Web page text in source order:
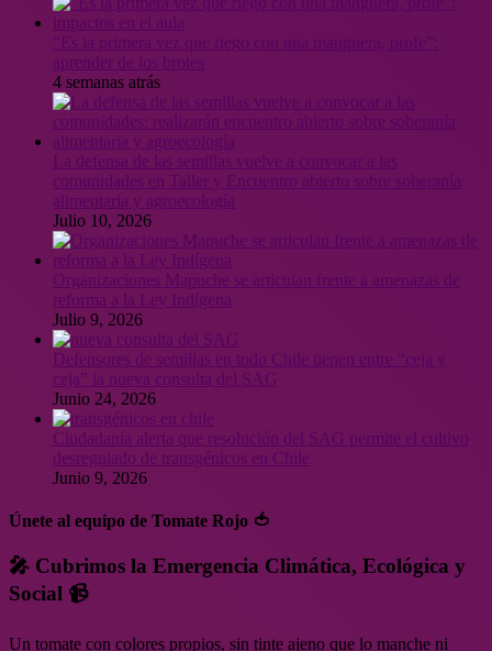
4 semanas atrás
Julio 10, 2026
Organizaciones Mapuche se articulan frente a amenazas de
Julio 9, 2026
ceja” la nueva consulta del SAG
Junio 24, 2026
Ciudadanía alerta que resolución del SAG permite el cultivo
desregulado de transgénicos en Chile
Junio 9, 2026
Únete al equipo de Tomate Rojo 🍅
🎤 Cubrimos la Emergencia Climática, Ecológica y
Social 📹
Un tomate con colores propios, sin tinte ajeno que lo manche ni